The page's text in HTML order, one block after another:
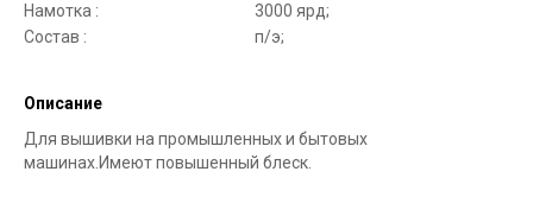
Намотка :
3000 ярд;
Состав :
п/э;
Описание
Для вышивки на промышленных и бытовых
машинах.Имеют повышенный блеск.